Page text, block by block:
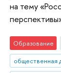
на тему
Образование
общественная